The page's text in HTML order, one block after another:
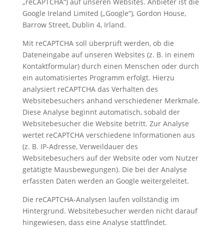
Google Ireland Limited („Google“), Gordon House,
Barrow Street, Dublin 4, Irland.
Mit reCAPTCHA soll überprüft werden, ob die
Dateneingabe auf unseren Websites (z. B. in einem
Kontaktformular) durch einen Menschen oder durch
ein automatisiertes Programm erfolgt. Hierzu
analysiert reCAPTCHA das Verhalten des
Websitebesuchers anhand verschiedener Merkmale.
Diese Analyse beginnt automatisch, sobald der
Websitebesucher die Website betritt. Zur Analyse
wertet reCAPTCHA verschiedene Informationen aus
(z. B. IP-Adresse, Verweildauer des
Websitebesuchers auf der Website oder vom Nutzer
getätigte Mausbewegungen). Die bei der Analyse
erfassten Daten werden an Google weitergeleitet.
Die reCAPTCHA-Analysen laufen vollständig im
Hintergrund. Websitebesucher werden nicht darauf
hingewiesen, dass eine Analyse stattfindet.